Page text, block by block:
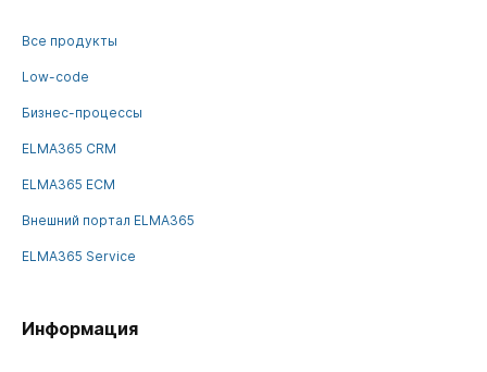
Все продукты
Low-code
Бизнес-процессы
ELMA365 CRM
ELMA365 ECM
Внешний портал ELMA365
ELMA365 Service
Информация